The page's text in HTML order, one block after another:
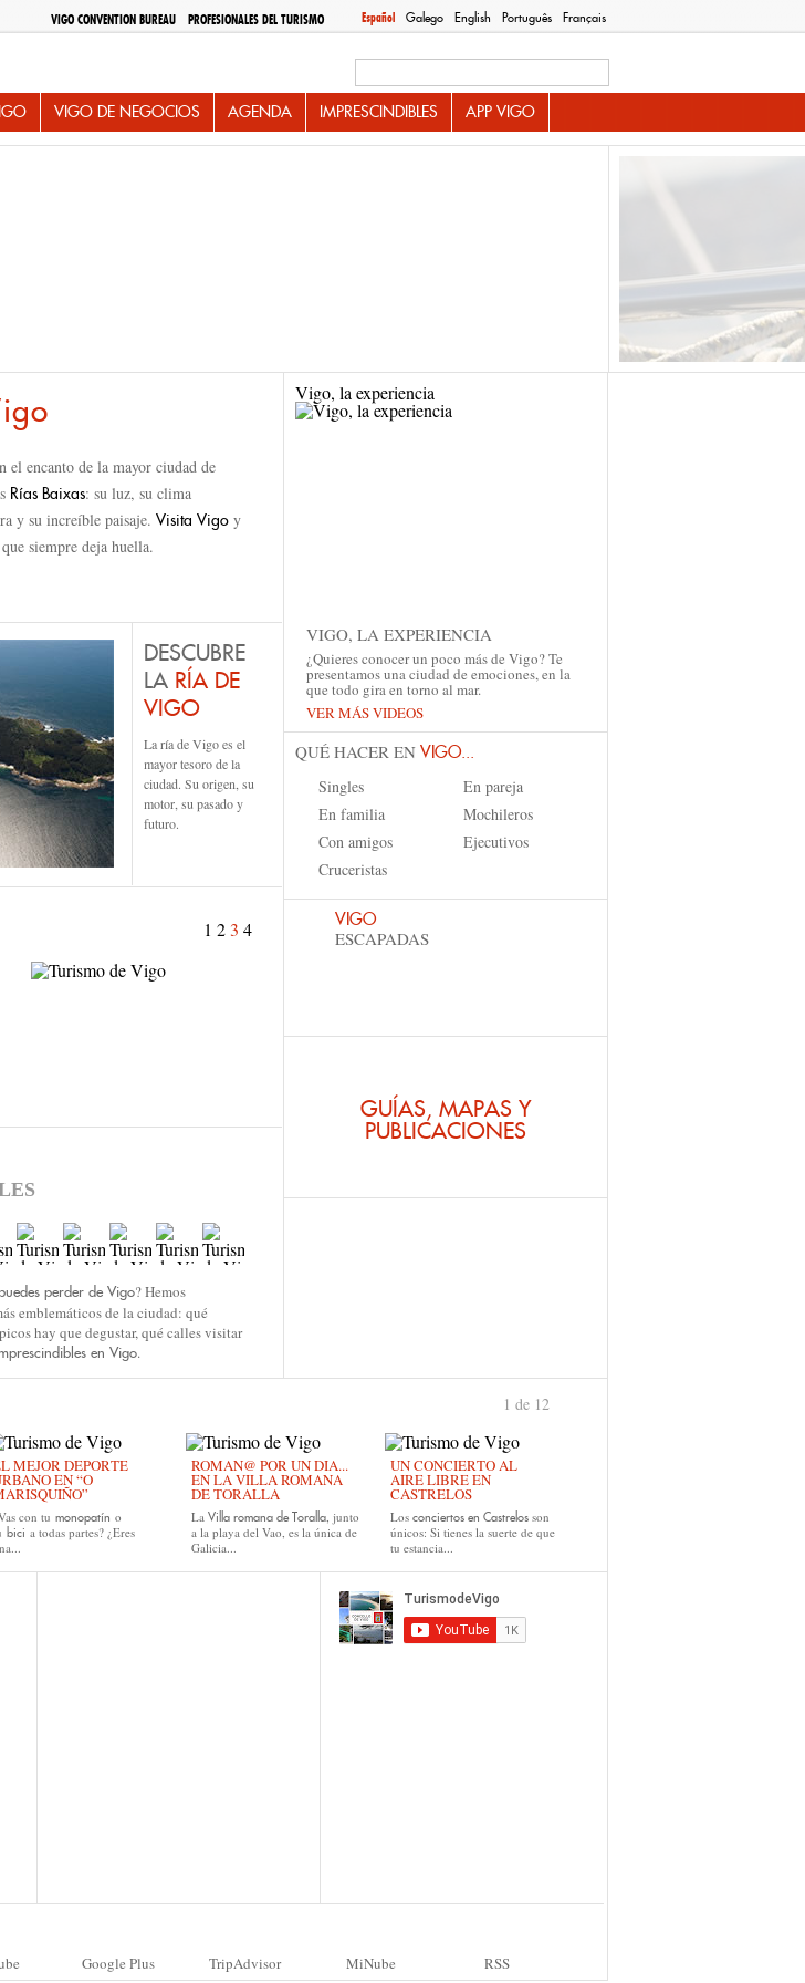
Español Galego English Português Français
VIGO CONVENTION BUREAU PROFESIONALES DEL TURISMO
VIGO DE NEGOCIOS AGENDA IMPRESCINDIBLES APP VIGO
el encanto de la mayor ciudad de
Rías Baixas: su luz, su clima
y su increíble paisaje. Visita Vigo y
siempre deja huella.
DESCUBRE
LA RÍA DE
VIGO
La ría de Vigo es el
mayor tesoro de la
ciudad. Su origen, su
motor, su pasado y
futuro.
Vigo de compras
1 23 4
perder de Vigo? Hemos
emblemáticos de la ciudad: qué
hay que degustar, qué calles visitar
en Vigo.
Vigo, la experiencia
VIGO, LA EXPERIENCIA
¿Quieres conocer un poco más de Vigo? Te
presentamos una ciudad de emociones, en la
que todo gira en torno al mar.
VER MÁS VIDEOS
QUÉ HACER EN VIGO...
Singles
En pareja
En familia
Mochileros
Con amigos
Ejecutivos
Cruceristas
VIGO
ESCAPADAS
GUÍAS, MAPAS Y
PUBLICACIONES
MEJOR DEPORTE
EN “O
con tu monopatín o
bici a todas partes? ¿Eres
ROMAN@ POR UN DIA...
EN LA VILLA ROMANA
DE TORALLA
La Villa romana de Toralla, junto
a la playa del Vao, es la única de
Galicia...
UN CONCIERTO AL
AIRE LIBRE EN
CASTRELOS
Los conciertos en Castrelos son
únicos: Si tienes la suerte de que
tu estancia...
1 de 12
Google Plus TripAdvisor MiNube RSS